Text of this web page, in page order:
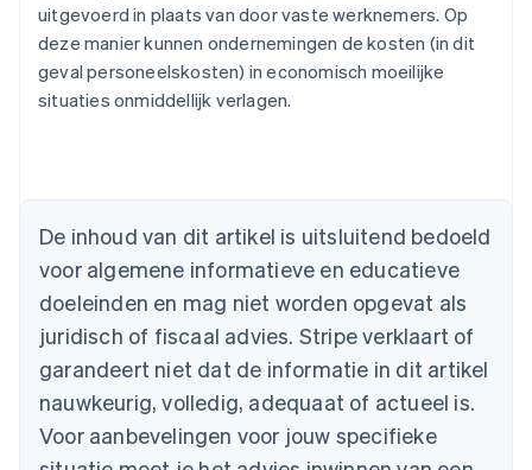
uitgevoerd in plaats van door vaste werknemers. Op
deze manier kunnen ondernemingen de kosten (in dit
geval personeelskosten) in economisch moeilijke
situaties onmiddellijk verlagen.
De inhoud van dit artikel is uitsluitend bedoeld
voor algemene informatieve en educatieve
doeleinden en mag niet worden opgevat als
juridisch of fiscaal advies. Stripe verklaart of
garandeert niet dat de informatie in dit artikel
nauwkeurig, volledig, adequaat of actueel is.
Voor aanbevelingen voor jouw specifieke
België
Brazilië
PortuguêsEnglish
Bulgarije
English
Canada
English Français
Cyprus
English
Denemarken